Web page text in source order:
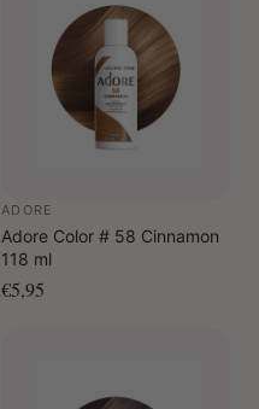
ADORE
Adore Color # 58 Cinnamon
118 ml
€5,95